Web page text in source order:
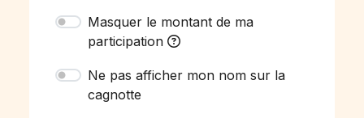
Masquer le montant de ma
participation
Ne pas afficher mon nom sur la
cagnotte